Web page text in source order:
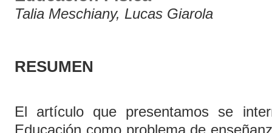
Talia Meschiany, Lucas Giarola
RESUMEN
El artículo que presentamos se